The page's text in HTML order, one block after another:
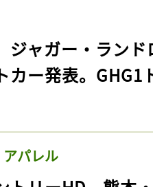
ジャガー・ラン
カー発表。GHG1
パレル